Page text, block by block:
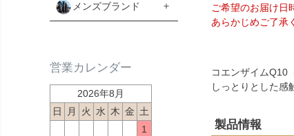
メンズブランド
営業カレンダー
2026年8月
日
月 火 水 木 金 土
1
ご希望のお届け日
あらかじめご了承
コエンザイムQ10
しっとりとした感
製品情報